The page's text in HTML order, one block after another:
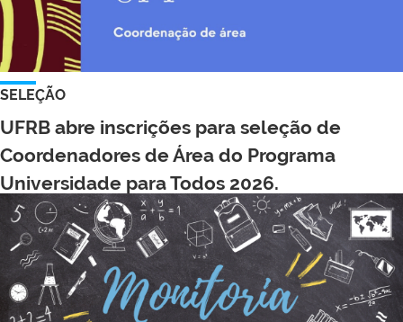
SELEÇÃO
UFRB abre inscrições para seleção de
Coordenadores de Área do Programa
Universidade para Todos 2026.